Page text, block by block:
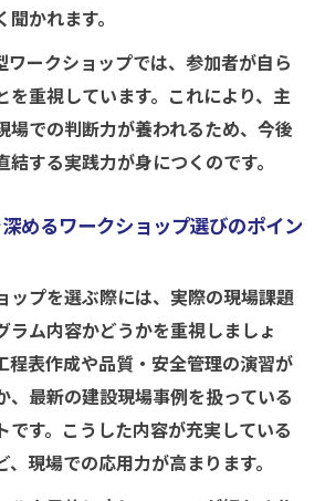
学ぶ施工管理課題解決の演習ポ
向上へ導く体験型演習のメリッ
管理に強くなる秘訣を公開
工程・品質管理力を高める実践
える工程管理・品質管理の施工管
かれます。
ワークショップでは、参加者が自ら
を重視しています。これにより、主
場での判断力が養われるため、今後
する実践力が身につくのです。
めるワークショップ選びのポイン
ップを選ぶ際には、実際の現場課題
ラム内容かどうかを重視しましょ
程表作成や品質・安全管理の演習が
、最新の建設現場事例を扱っている
です。こうした内容が充実している
現場での応用力が高まります。